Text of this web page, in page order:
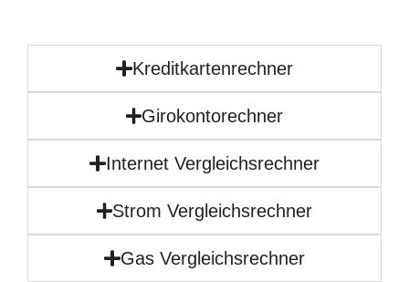
Kreditkartenrechner
Girokontorechner
Internet Vergleichsrechner
Strom Vergleichsrechner
Gas Vergleichsrechner